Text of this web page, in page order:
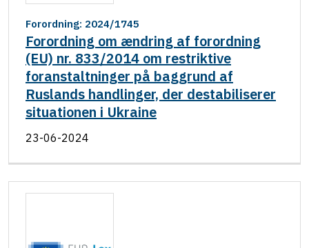
Forordning: 2024/1745
Forordning om ændring af forordning
(EU) nr. 833/2014 om restriktive
foranstaltninger på baggrund af
Ruslands handlinger, der destabiliserer
situationen i Ukraine
23-06-2024